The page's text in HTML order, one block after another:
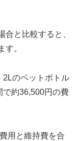
合と比較すると、
す。
2Lのペットボトル
で約36,500円の費
用と維持費を合